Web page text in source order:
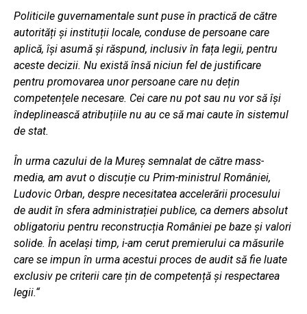
Politicile guvernamentale sunt puse în practică de către
autorități și instituții locale, conduse de persoane care
aplică, își asumă și răspund, inclusiv în fața legii, pentru
aceste decizii. Nu există însă niciun fel de justificare
pentru promovarea unor persoane care nu dețin
competențele necesare. Cei care nu pot sau nu vor să își
îndeplinească atribuțiile nu au ce să mai caute în sistemul
de stat.
În urma cazului de la Mureș semnalat de către mass-
media, am avut o discuție cu Prim-ministrul României,
Ludovic Orban, despre necesitatea accelerării procesului
de audit în sfera administrației publice, ca demers absolut
obligatoriu pentru reconstrucția României pe baze și valori
solide. În acelaşi timp, i-am cerut premierului ca măsurile
care se impun în urma acestui proces de audit să fie luate
exclusiv pe criterii care țin de competență și respectarea
legii.“